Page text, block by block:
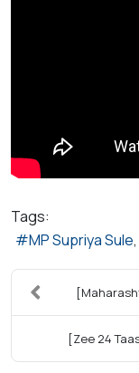
Tags:
MP Supriya Sule
[Zee 24